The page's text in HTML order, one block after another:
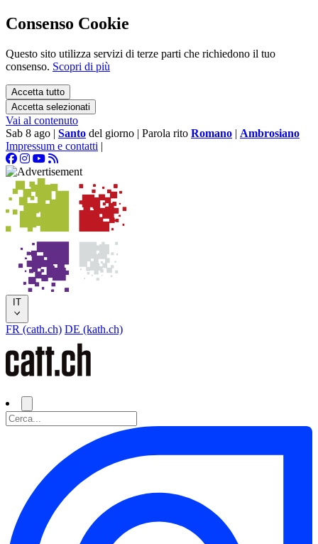
Consenso Cookie
Questo sito utilizza servizi di terze parti che richiedono il tuo
consenso. Scopri di più
Accetta tutto
Accetta selezionati
Vai al contenuto
Sab 8 ago | Santo del giorno | Parola rito Romano | Ambrosiano
Impressum e contatti |
IT
FR (cath.ch) DE (kath.ch)